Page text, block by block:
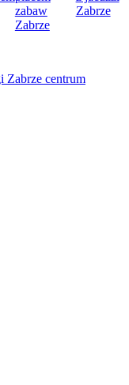
zabaw
Zabrze
Zabrze
Zabrze centrum